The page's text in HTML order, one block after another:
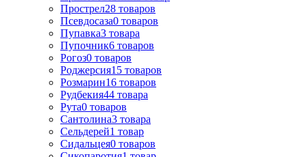
Прострел28 товаров
Псевдосаза0 товаров
Пупавка3 товара
Пупочник6 товаров
Рогоз0 товаров
Роджерсия15 товаров
Розмарин16 товаров
Рудбекия44 товара
Рута0 товаров
Сантолина3 товара
Сельдерей1 товар
Сидальцея0 товаров